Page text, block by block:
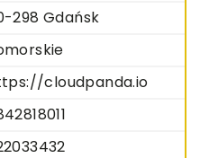
298 Gdańsk
cloudpanda.io